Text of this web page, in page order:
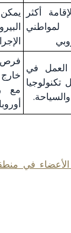
أكثر
في
تكنولوجيا
فرص
مع
في